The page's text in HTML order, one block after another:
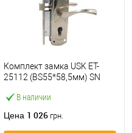
В наличии
Комплект замка USK ET-
25112 (BS55*58,5мм) SN
Цена 1 026 грн.